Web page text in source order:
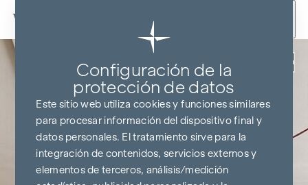
Ir al contenido
Configuración de la
protección de datos
Este sitio web utiliza cookies y funciones similares
para procesar información del dispositivo final y
datos personales. El tratamiento sirve para la
integración de contenidos, servicios externos y
elementos de terceros, análisis/medición